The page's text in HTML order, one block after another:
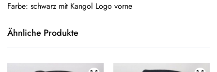
Farbe: schwarz mit Kangol Logo vorne
Ähnliche Produkte